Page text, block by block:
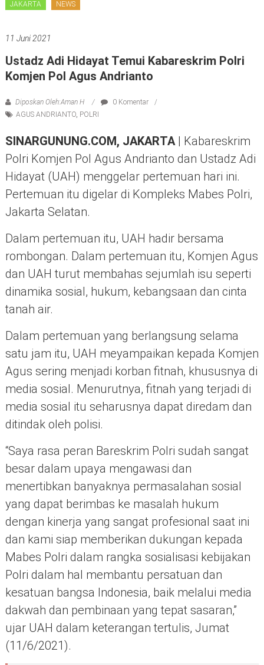
JAKARTA NEWS
11 Juni 2021
Ustadz Adi Hidayat Temui Kabareskrim Polri
Komjen Pol Agus Andrianto
Diposkan Oleh:Aman H
0 Komentar
AGUS ANDRIANTO, POLRI
SINARGUNUNG.COM, JAKARTA| Kabareskrim
Polri Komjen Pol Agus Andrianto dan Ustadz Adi
Hidayat (UAH) menggelar pertemuan hari ini.
Pertemuan itu digelar di Kompleks Mabes Polri,
Jakarta Selatan.
Dalam pertemuan itu, UAH hadir bersama
rombongan. Dalam pertemuan itu, Komjen Agus
dan UAH turut membahas sejumlah isu seperti
dinamika sosial, hukum, kebangsaan dan cinta
tanah air.
Dalam pertemuan yang berlangsung selama
satu jam itu, UAH meyampaikan kepada Komjen
Agus sering menjadi korban fitnah, khususnya di
media sosial. Menurutnya, fitnah yang terjadi di
media sosial itu seharusnya dapat diredam dan
ditindak oleh polisi.
“Saya rasa peran Bareskrim Polri sudah sangat
besar dalam upaya mengawasi dan
menertibkan banyaknya permasalahan sosial
yang dapat berimbas ke masalah hukum
dengan kinerja yang sangat profesional saat ini
dan kami siap memberikan dukungan kepada
Mabes Polri dalam rangka sosialisasi kebijakan
Polri dalam hal membantu persatuan dan
kesatuan bangsa Indonesia, baik melalui media
dakwah dan pembinaan yang tepat sasaran,”
ujar UAH dalam keterangan tertulis, Jumat
(11/6/2021).